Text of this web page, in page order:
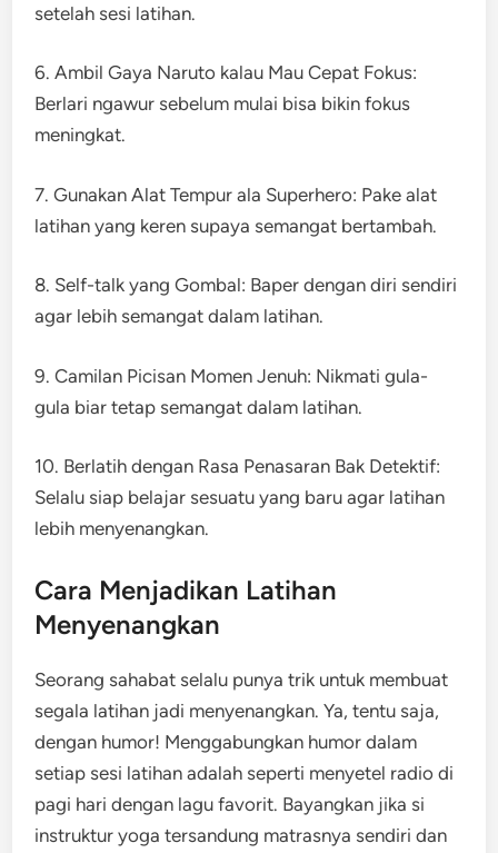
setelah sesi latihan.
6. Ambil Gaya Naruto kalau Mau Cepat Fokus:
Berlari ngawur sebelum mulai bisa bikin fokus
meningkat.
7. Gunakan Alat Tempur ala Superhero: Pake alat
latihan yang keren supaya semangat bertambah.
8. Self-talk yang Gombal: Baper dengan diri sendiri
agar lebih semangat dalam latihan.
9. Camilan Picisan Momen Jenuh: Nikmati gula-
gula biar tetap semangat dalam latihan.
10. Berlatih dengan Rasa Penasaran Bak Detektif:
Selalu siap belajar sesuatu yang baru agar latihan
lebih menyenangkan.
Cara Menjadikan Latihan
Menyenangkan
Seorang sahabat selalu punya trik untuk membuat
segala latihan jadi menyenangkan. Ya, tentu saja,
dengan humor! Menggabungkan humor dalam
setiap sesi latihan adalah seperti menyetel radio di
pagi hari dengan lagu favorit. Bayangkan jika si
instruktur yoga tersandung matrasnya sendiri dan